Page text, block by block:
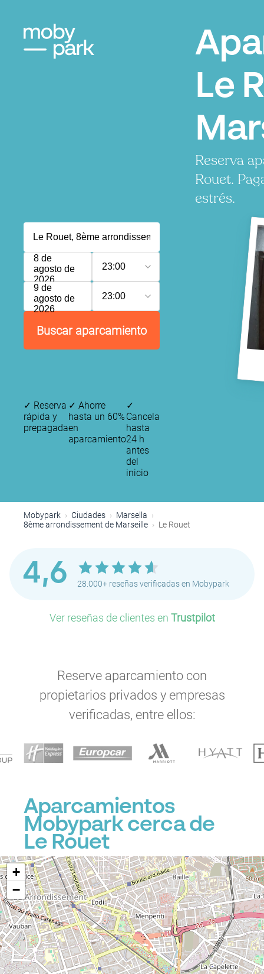
Le
Reserva
Rouet.
estrés.
8 de
agosto de
2026
23:00
9 de
agosto de
2026
23:00
Buscar aparcamiento
✓ Reserva
rápida y
prepagada
✓ Ahorre
hasta un 60%
en
aparcamiento
✓
Cancela
hasta
24 h
antes
del
inicio
Mobypark Ciudades
Marsella
8ème arrondissement de Marseille
Le Rouet
4,6 28.000+ reseñas verificadas en Mobypark
Ver reseñas de clientes en Trustpilot
Reserve aparcamiento con
propietarios privados y empresas
verificadas, entre ellos:
Aparcamientos
Mobypark cerca de
Le Rouet
P
+
−